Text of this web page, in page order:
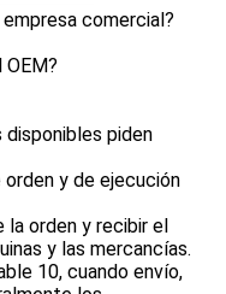
empresa comercial?
OEM?
disponibles piden
orden y de ejecución
la orden y recibir el
y las mercancías.
10, cuando envío,